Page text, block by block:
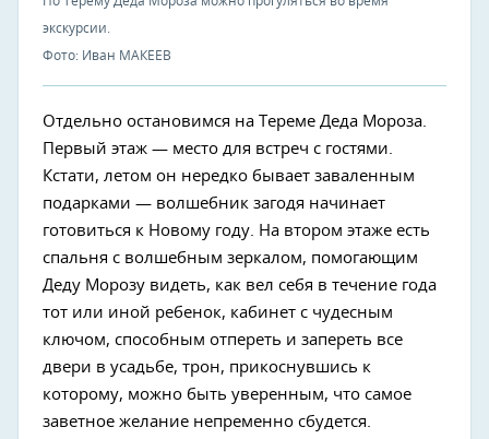
экскурсии.
Фото: Иван МАКЕЕВ
Отдельно остановимся на Тереме Деда Мороза.
Первый этаж — место для встреч с гостями.
Кстати, летом он нередко бывает заваленным
подарками — волшебник загодя начинает
готовиться к Новому году. На втором этаже есть
спальня с волшебным зеркалом, помогающим
Деду Морозу видеть, как вел себя в течение года
тот или иной ребенок, кабинет с чудесным
ключом, способным отпереть и запереть все
двери в усадьбе, трон, прикоснувшись к
которому, можно быть уверенным, что самое
заветное желание непременно сбудется.